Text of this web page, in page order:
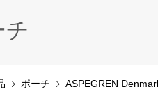
チ
ポーチ ASPEGREN